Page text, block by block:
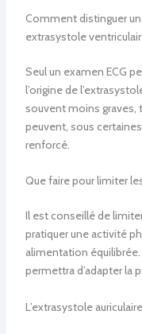
Comment distinguer
extrasystole
Seul un examen ECG
l’origine de
souvent moins graves,
peuvent, sous
renforcé.
Que faire pour limiter
Il est conseillé de
pratiquer une activité
alimentation
permettra d’adapter la
L’extrasystole